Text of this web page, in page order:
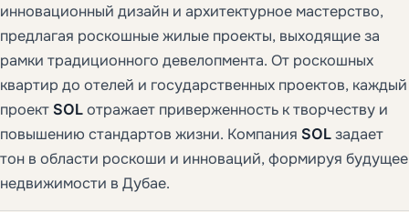
инновационный дизайн и архитектурное мастерство,
предлагая роскошные жилые проекты, выходящие за
рамки традиционного девелопмента. От роскошных
квартир до отелей и государственных проектов, каждый
проект SOL отражает приверженность к творчеству и
повышению стандартов жизни. Компания SOL задает
тон в области роскоши и инноваций, формируя будущее
недвижимости в Дубае.